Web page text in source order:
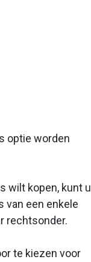
optie worden
wilt kopen, kunt u
van een enkele
rechtsonder.
te kiezen voor